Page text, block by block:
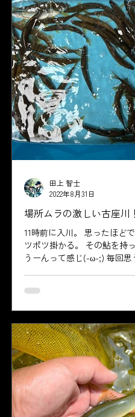
場所ムラの激しい古座川
11時前に入川。 思ったほど
ツポツ掛かる。 その鮎を持
うーんって感じ(-ω-;) 毎回思
れるはずと、出来もしないの
田上 智士
2022年8月31日